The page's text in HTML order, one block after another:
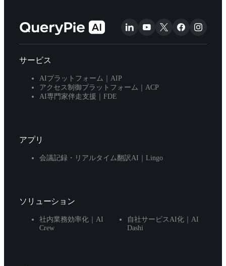
サービス
AIプラットフォーム｜AIP
アクセス制御プラットフォーム｜ACP
AI専門家伴走支援｜FDE
アプリ
会議記録・リアルタイム翻訳AI｜Lingo
ソリューション
社内業務効率化｜AI
Crew
自社サービスAI化｜AI
Dashi